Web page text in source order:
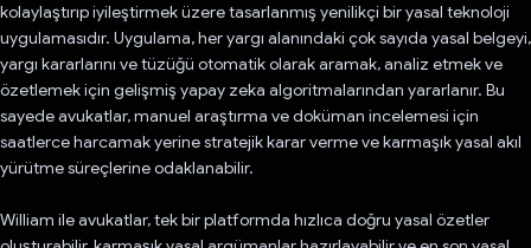
kolaylaştırıp iyileştirmek üzere tasarlanmış yenilikçi bir yasal teknoloji
uygulamasıdır. Uygulama, her yargı alanındaki çok sayıda yasal belgeyi,
yargı kararlarını ve tüzüğü otomatik olarak aramak, analiz etmek ve
özetlemek için gelişmiş yapay zeka algoritmalarından yararlanır. Bu
sayede avukatlar, manuel araştırma ve doküman incelemesi için
saatlerce harcamak yerine stratejik karar verme ve karmaşık yasal akıl
yürütme süreçlerine odaklanabilir.
William ile avukatlar, tek bir platformda hızlıca doğru yasal özetler